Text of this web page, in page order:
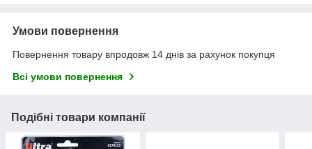
Умови повернення
Повернення товару впродовж 14 днів за рахунок покупця
Всі умови повернення
Подібні товари компанії